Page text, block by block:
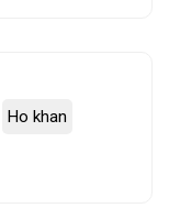
Ho khan